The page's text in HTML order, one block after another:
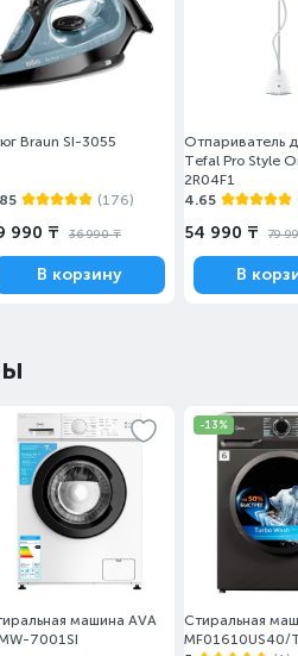
Braun SI-3055
(176)
990 ₸ 36 990 ₸
В корзину
Отпариватель
Tefal Pro Style
2R04F1
4.65
54 990 ₸ 79
В
машина AVA
7001SI
-13%
Стиральная
MF01610US40/